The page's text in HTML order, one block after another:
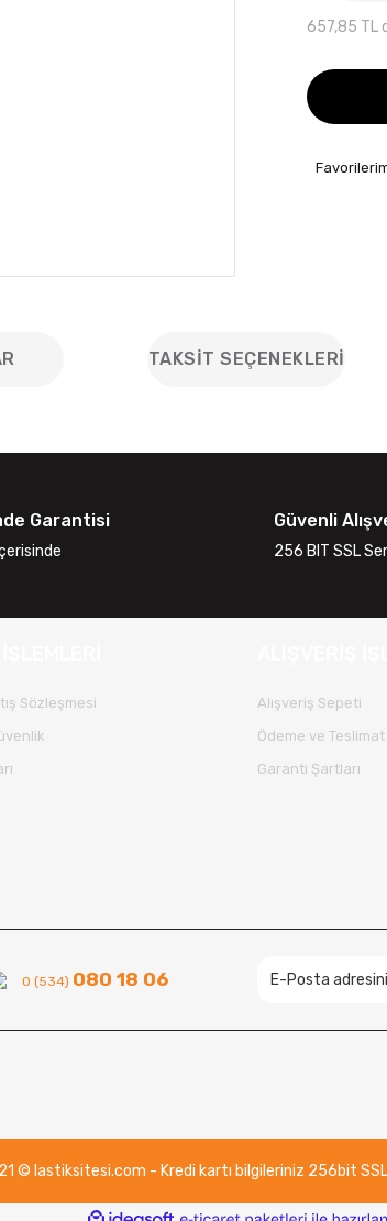
657,85 TL
TAKSIT SEÇENEKLERI
Garantisi Güvenli
256 BIT SSL
Sözleşmesi
Alışveriş Sepeti
Ödeme ve Teslimat
Garanti Şartları
0 (534) 080 18 06
© lastiksitesi.com - Kredi kartı bilgileriniz 256bit